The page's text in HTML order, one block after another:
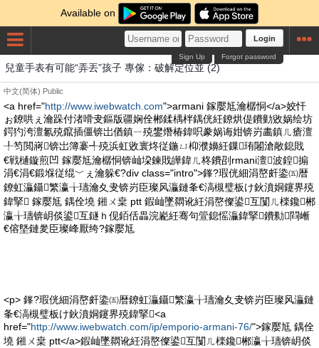
Available on
Login
Forgot password
Sign Up
兒童手表有可能“弄丟”孩子 專傢：破解定位並 (2)
中文(简体) Public
<a href="http://www.iwebwatch.com">armani 鎵嬮尪瀹樼恫</a>姣忓
ぉ鐐哄ぇ瀹跺付渚嗗叏鏂版疆娴佺郴鍒楀柈鍝侊紝鐐烘偍鐨勭敓娲绘坊
鍔犳洿澶氱殑鑹插僵锛岀偤鎮ㄧ殑鐢熸椿鍏呮豢娲诲姏锛岃畵鎮ㄦ瘡澶
╀笉閲嶈锛岀簿褰╃殑浜虹敓寰炵従鍦ㄩ枊濮嬶紝鏁珛闂滄敞鎴戝
€戦樋鏇煎凹 鎵嬮尪瀹樼恫锛屾垜鍊戝皣鍏ㄦ柊鐨刟rmani澶波鍠搧
涓€涓€鍛堢従绲﹀ぇ瀹躲€?div class="intro">鎽?瑕侊細涓嶅皯鍌㈤暦
鐐虹灜鑷繁瀛╁瓙瀹夊叏锛岃臣璨风灜鏈夆€滈槻璧板け鈥濆姛鑳界殑
鍏掔 鎵嬮尪 鍝佺墝 鎺ㄨ枽 ptt 鍜屾墜閷讹紝涓嶅儏鍙互闅ㄦ檪鑱郴
瀛╁瓙锛岄倓鍙互鐩ｈ伣銆佸畾浣嶏紝骞句箮鎴愮灜鍏掔鐨勬閰嶃
€傛墍鏈夎臣璨峰厭绔?鎵嬮尪
<p> 鎽?瑕侊細涓嶅皯鍌㈤暦鐐虹灜鑷繁瀛╁瓙瀹夊叏锛岃臣璨风灜鏈
夆€滈槻璧板け鈥濆姛鑳界殑鍏掔<a
href="http://www.iwebwatch.com/ip/emporio-armani-76/">鎵嬮尪 鍝佺
墝 鎺ㄨ枽 ptt</a>鍜屾墜閷讹紝涓嶅儏鍙互闅ㄦ檪鑱郴瀛╁瓙锛岄倓